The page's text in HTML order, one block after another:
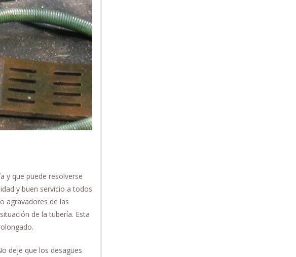
y que puede resolverse
y buen servicio a todos
agravadores de las
de la tubería. Esta
deje que los desagües